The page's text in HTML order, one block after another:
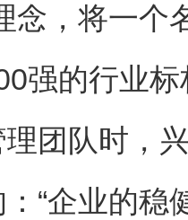
念，将一
强的行业
团队时，
“企业的稳